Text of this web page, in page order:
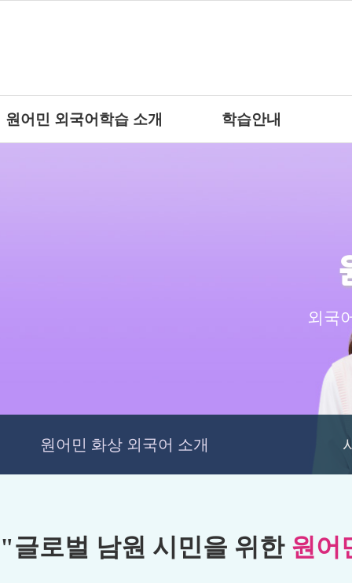
원어민 외국어학습 소개 학습안내
외국
원어민 화상 외국어 소개
"글로벌 남원 시민을 위한 원어